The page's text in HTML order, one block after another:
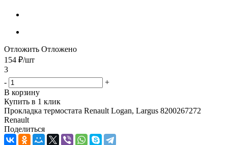
Отложить Отложено
154 ₽/шт
3
-
+
В корзину
Купить в 1 клик
Прокладка термостата Renault Logan, Largus 8200267272
Renault
Поделиться